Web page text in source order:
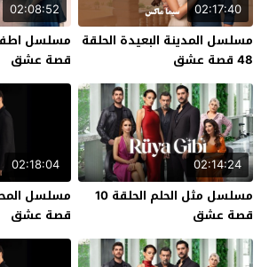
02:17:40
مسلسل المدينة البعيدة الحلقة
48 قصة عشق
02:08:52
قصة عشق
02:14:24
مسلسل مثل الحلم الحلقة 10
قصة عشق
02:18:04
قصة عشق